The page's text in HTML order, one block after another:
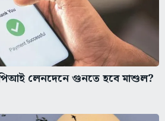
লেনদেনে গুনতে হবে মাশুল?